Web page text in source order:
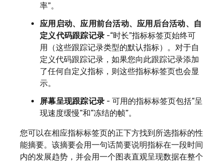
率”。
应用启动、应用前台活动、应用后台活动、自
定义代码跟踪记录 -“时长”指标标签页始终可
用（这些跟踪记录类型的默认指标）。对于自
定义代码跟踪记录，如果您向此跟踪记录添加
了任何自定义指标，则这些指标标签页也会显
示。
屏幕呈现跟踪记录 - 可用的指标标签页包括“呈
现速度缓慢”和“冻结的帧”。
您可以在相应指标标签页的正下方找到所选指标的性
能摘要。该摘要会用一句话简要说明指标在一段时间
内的发展趋势，并会用一个图表直观呈现数据在整个